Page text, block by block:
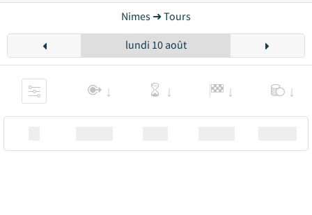
Nimes ➜ Tours
lundi 10 août